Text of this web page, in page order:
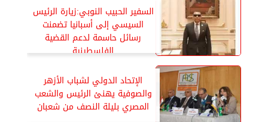
السفير الحبيب النوبي:زيارة الرئيس
السيسي إلى أسبانيا تضمنت
رسائل حاسمة لدعم القضية
الفلسطينية
الإتحاد الدولي لشباب الأزهر
والصوفية يهنئ الرئيس والشعب
المصري بليلة النصف من شعبان